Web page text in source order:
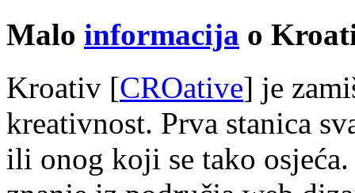
Malo informacija o
Kroativ [CROative] je
kreativnost. Prva stanica
ili onog koji se tako